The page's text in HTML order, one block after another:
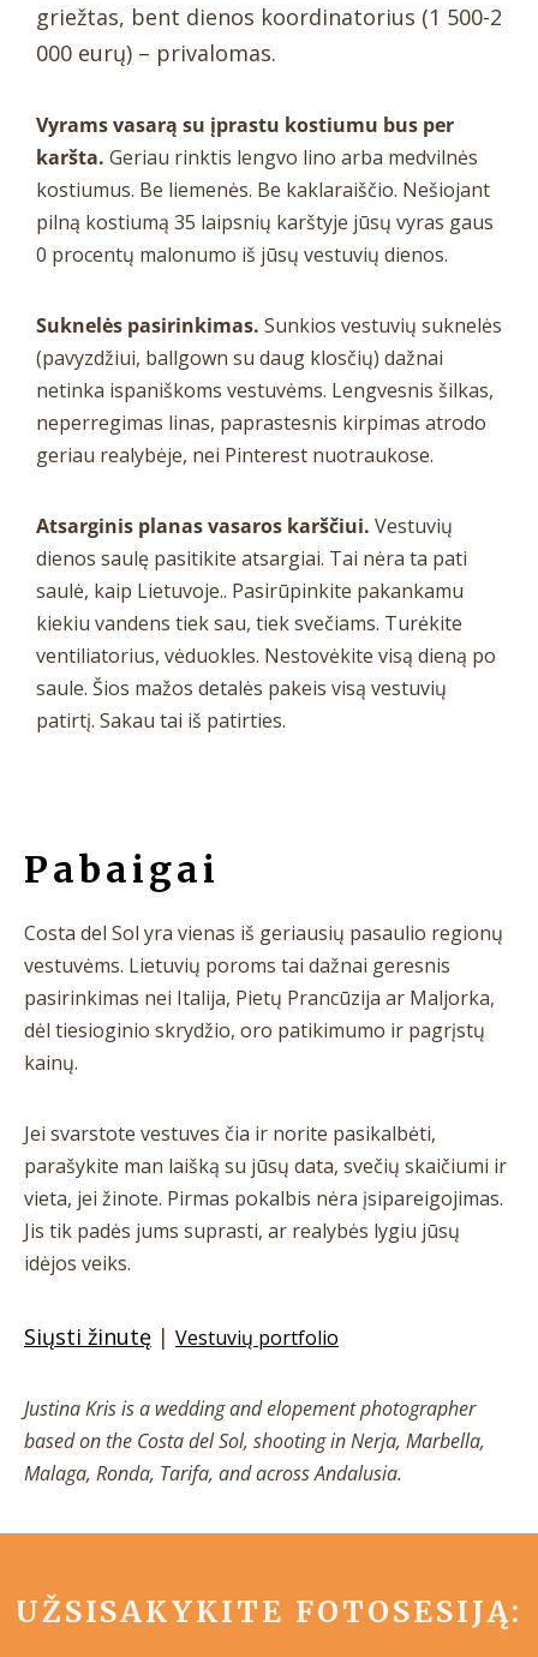
griežtas, bent dienos koordinatorius (1 500-2
000 eurų) – privalomas.
Vyrams vasarą su įprastu kostiumu bus per
karšta. Geriau rinktis lengvo lino arba medvilnės
kostiumus. Be liemenės. Be kaklaraiščio. Nešiojant
pilną kostiumą 35 laipsnių karštyje jūsų vyras gaus
0 procentų malonumo iš jūsų vestuvių dienos.
Suknelės pasirinkimas. Sunkios vestuvių suknelės
(pavyzdžiui, ballgown su daug klosčių) dažnai
netinka ispaniškoms vestuvėms. Lengvesnis šilkas,
neperregimas linas, paprastesnis kirpimas atrodo
geriau realybėje, nei Pinterest nuotraukose.
Atsarginis planas vasaros karščiui. Vestuvių
dienos saulę pasitikite atsargiai. Tai nėra ta pati
saulė, kaip Lietuvoje.. Pasirūpinkite pakankamu
kiekiu vandens tiek sau, tiek svečiams. Turėkite
ventiliatorius, vėduokles. Nestovėkite visą dieną po
saule. Šios mažos detalės pakeis visą vestuvių
patirtį. Sakau tai iš patirties.
Pabaigai
Costa del Sol yra vienas iš geriausių pasaulio regionų
vestuvėms. Lietuvių poroms tai dažnai geresnis
pasirinkimas nei Italija, Pietų Prancūzija ar Maljorka,
dėl tiesioginio skrydžio, oro patikimumo ir pagrįstų
kainų.
Jei svarstote vestuves čia ir norite pasikalbėti,
parašykite man laišką su jūsų data, svečių skaičiumi ir
vieta, jei žinote. Pirmas pokalbis nėra įsipareigojimas.
Jis tik padės jums suprasti, ar realybės lygiu jūsų
idėjos veiks.
Siųsti žinutę | Vestuvių portfolio
Justina Kris is a wedding and elopement photographer
based on the Costa del Sol, shooting in Nerja, Marbella,
Malaga, Ronda, Tarifa, and across Andalusia.
UŽSISAKYKITE FOTOSESIJĄ: